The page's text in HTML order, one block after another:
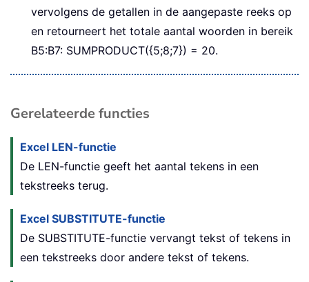
vervolgens de getallen in de aangepaste reeks op
en retourneert het totale aantal woorden in bereik
B5:B7: SUMPRODUCT({5;8;7}) = 20.
Gerelateerde functies
Excel LEN-functie
De LEN-functie geeft het aantal tekens in een
tekstreeks terug.
Excel SUBSTITUTE-functie
De SUBSTITUTE-functie vervangt tekst of tekens in
een tekstreeks door andere tekst of tekens.